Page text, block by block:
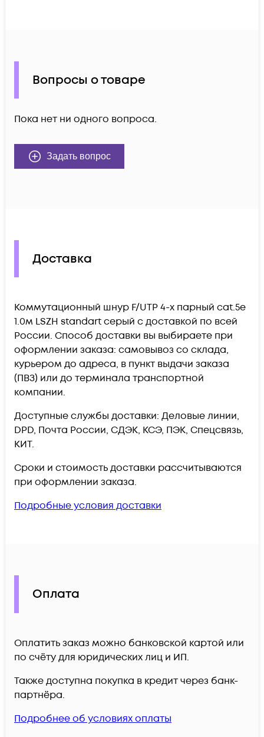
Вопросы о товаре
Пока нет ни одного вопроса.
Задать вопрос
Доставка
Коммутационный шнур F/UTP 4-х парный cat.5e
1.0м LSZH standart серый c доставкой по всей
России. Способ доставки вы выбираете при
оформлении заказа: самовывоз со склада,
курьером до адреса, в пункт выдачи заказа
(ПВЗ) или до терминала транспортной
компании.
Доступные службы доставки: Деловые линии,
DPD, Почта России, СДЭК, КСЭ, ПЭК, Спецсвязь,
КИТ.
Сроки и стоимость доставки рассчитываются
при оформлении заказа.
Подробные условия доставки
Оплата
Оплатить заказ можно банковской картой или
по счёту для юридических лиц и ИП.
Также доступна покупка в кредит через банк-
партнёра.
Подробнее об условиях оплаты